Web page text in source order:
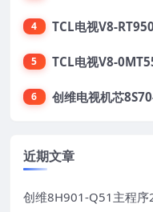
4
5
6 创维电视机芯
近期文章
创维8H901-Q51主程